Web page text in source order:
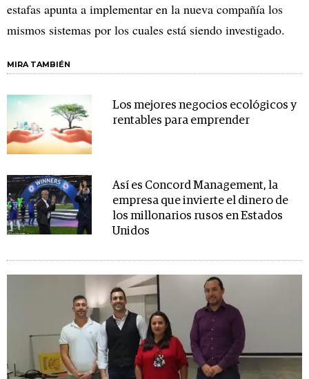
estafas apunta a implementar en la nueva compañía los
mismos sistemas por los cuales está siendo investigado.
MIRA TAMBIÉN
Los mejores negocios ecológicos y
rentables para emprender
Así es Concord Management, la
empresa que invierte el dinero de
los millonarios rusos en Estados
Unidos